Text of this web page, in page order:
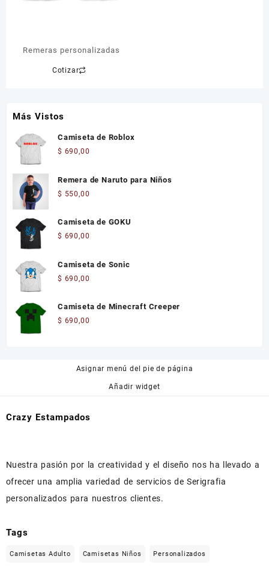
Remeras personalizadas
Cotizar
Más Vistos
Camiseta de Roblox
$ 690,00
Remera de Naruto para Niños
$ 550,00
Camiseta de GOKU
$ 690,00
Camiseta de Sonic
$ 690,00
Camiseta de Minecraft Creeper
$ 690,00
Asignar menú del pie de página
Añadir widget
Crazy Estampados
Nuestra pasión por la creatividad y el diseño nos ha llevado a
ofrecer una amplia variedad de servicios de Serigrafia
personalizados para nuestros clientes.
Tags
Camisetas Adulto Camisetas Niños Personalizados